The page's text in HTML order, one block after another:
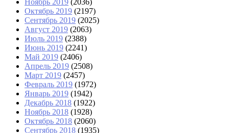
Ноябрь 2019 (2036)
Октябрь 2019 (2197)
Сентябрь 2019 (2025)
Август 2019 (2063)
Июль 2019 (2388)
Июнь 2019 (2241)
Май 2019 (2406)
Апрель 2019 (2508)
Март 2019 (2457)
Февраль 2019 (1972)
Январь 2019 (1942)
Декабрь 2018 (1922)
Ноябрь 2018 (1928)
Октябрь 2018 (2060)
Сентябрь 2018 (1935)